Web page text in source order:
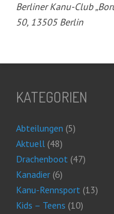
Berliner Kanu-Club
50, 13505 Berlin
KATEGORIEN
Abteilungen (5)
Aktuell(48)
Drachenboot(47)
Kanadier(6)
Kanu-Rennsport(13)
Kids – Teens (10)